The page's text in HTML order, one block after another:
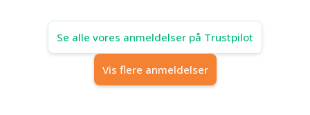
Se alle vores anmeldelser på Trustpilot
Vis flere anmeldelser